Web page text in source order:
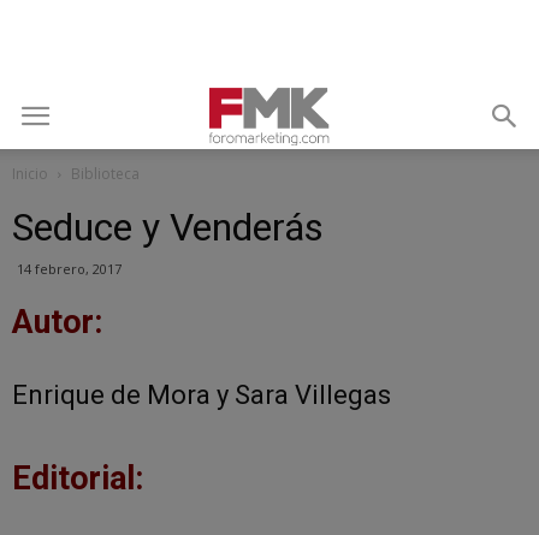
Inicio Biblioteca
Seduce y Venderás
14 febrero, 2017
Autor:
Enrique de Mora y Sara Villegas
Editorial: